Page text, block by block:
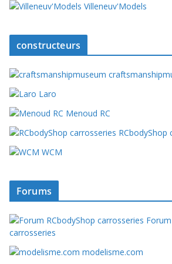
Villeneuv'Models
constructeurs
Laro
Menoud RC
RCbodyShop
WCM
Forums
carrosseries
modelisme.com